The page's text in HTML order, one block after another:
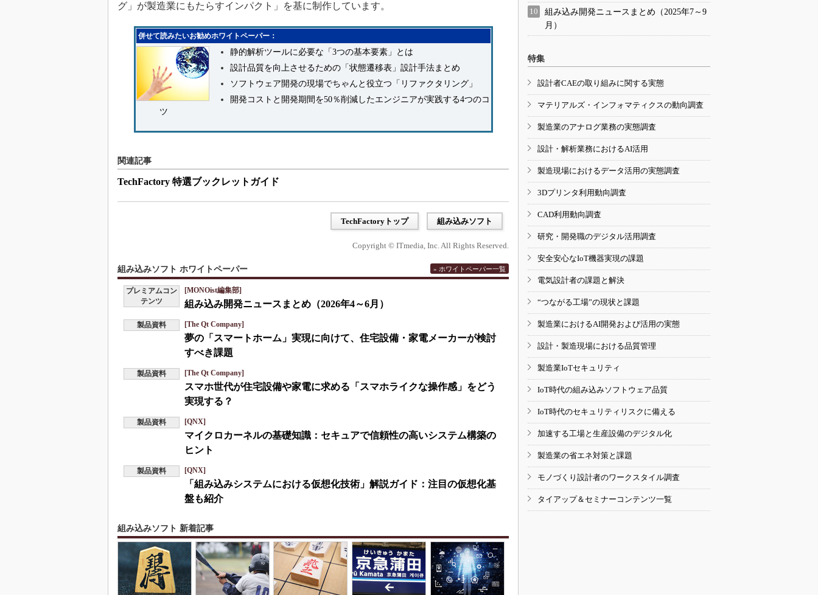
グ」が製造業にもたらすインパクト」を基に制作しています。
併せて読みたいお勧めホワイトペーパー：
静的解析ツールに必要な「3つの基本要素」とは
設計品質を向上させるための「状態遷移表」設計手法まとめ
ソフトウェア開発の現場でちゃんと役立つ「リファクタリング」
開発コストと開発期間を50％削減したエンジニアが実践する4つのコ
ツ
関連記事
TechFactory 特選ブックレットガイド
TechFactoryトップ 組み込みソフト
Copyright © ITmedia, Inc. All Rights Reserved.
組み込みソフト ホワイトペーパー » ホワイトペーパー一覧
プレミアムコン
テンツ
[MONOist編集部]
組み込み開発ニュースまとめ（2026年4～6月）
製品資料 [The Qt Company]
夢の「スマートホーム」実現に向けて、住宅設備・家電メーカーが検討
すべき課題
製品資料 [The Qt Company]
スマホ世代が住宅設備や家電に求める「スマホライクな操作感」をどう
実現する？
製品資料 [QNX]
マイクロカーネルの基礎知識：セキュアで信頼性の高いシステム構築の
ヒント
製品資料 [QNX]
「組み込みシステムにおける仮想化技術」解説ガイド：注目の仮想化基
盤も紹介
組み込みソフト 新着記事
組み込み開発ニュースまとめ（2025年7～9
月）
特集
設計者CAEの取り組みに関する実態
マテリアルズ・インフォマティクスの動向調査
製造業のアナログ業務の実態調査
設計・解析業務におけるAI活用
製造現場におけるデータ活用の実態調査
3Dプリンタ利用動向調査
CAD利用動向調査
研究・開発職のデジタル活用調査
安全安心なIoT機器実現の課題
電気設計者の課題と解決
“つながる工場”の現状と課題
製造業におけるAI開発および活用の実態
設計・製造現場における品質管理
製造業IoTセキュリティ
IoT時代の組み込みソフトウェア品質
IoT時代のセキュリティリスクに備える
加速する工場と生産設備のデジタル化
製造業の省エネ対策と課題
モノづくり設計者のワークスタイル調査
タイアップ＆セミナーコンテンツ一覧